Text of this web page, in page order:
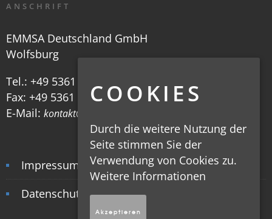
ANSCHRIFT
EMMSA Deutschland GmbH
Wolfsburg
Tel.: +49 5361 30 80 6-0
Fax: +49 5361 30 80 6-29
E-Mail: kontakt@emmsa.de
Impressum
Datenschutz
COOKIES
Durch die weitere Nutzung der
Seite stimmen Sie der
Verwendung von Cookies zu.
Weitere Informationen
Akzeptieren